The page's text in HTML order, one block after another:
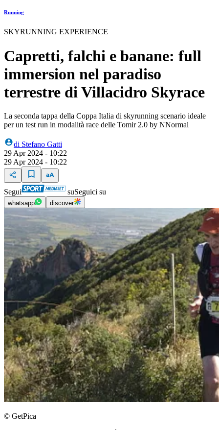
Running
SKYRUNNING EXPERIENCE
Capretti, falchi e banane: full
immersion nel paradiso
terrestre di Villacidro Skyrace
La seconda tappa della Coppa Italia di skyrunning scenario ideale
per un test run in modalità race delle Tomir 2.0 by NNormal
di Stefano Gatti
29 Apr 2024 - 10:22
29 Apr 2024 - 10:22
Segui suSeguici su
whatsapp discover
© GetPica